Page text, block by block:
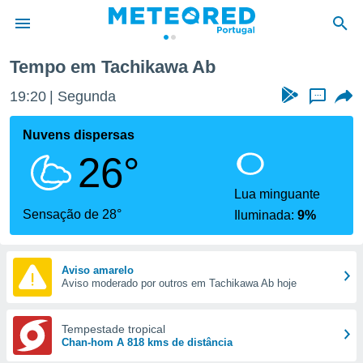
da
foi
fornecidas
a este
das
e
forma
digital
Tempo em Tachikawa Ab
19:20 Segunda ...
Nuvens dispersas
26°
Sensação de 28°
Lua minguante
Iluminada:9%
Aviso amarelo
Aviso moderado por outros em Tachikawa Ab hoje
Tempestade tropical
Chan-hom A 818 kms de distância